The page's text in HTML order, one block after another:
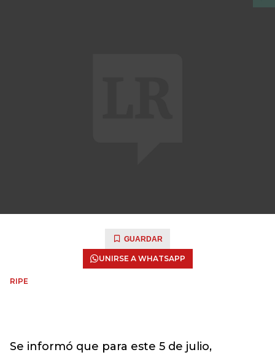
GUARDAR
UNIRSE A WHATSAPP
RIPE
Se informó que para este 5 de julio,